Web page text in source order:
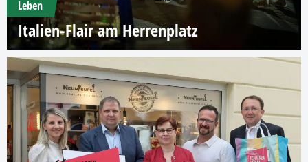
Leben
Italien-Flair am Herrenplatz